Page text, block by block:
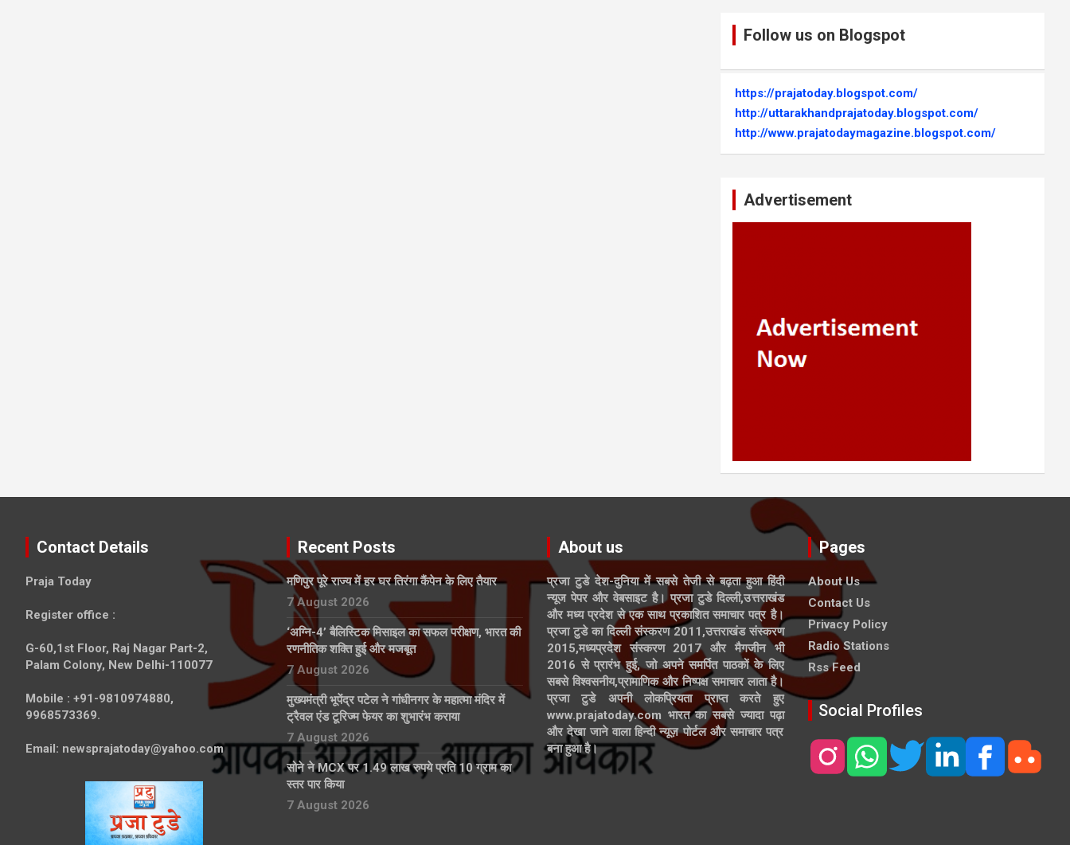
Follow us on Blogspot
https://prajatoday.blogspot.com/
http://uttarakhandprajatoday.blogspot.com/
http://www.prajatodaymagazine.blogspot.com/
Advertisement
Contact Details
Praja Today
Register office :
G-60,1st Floor, Raj Nagar Part-2,
Palam Colony, New Delhi-110077
Mobile : +91-9810974880,
9968573369.
Email: newsprajatoday@yahoo.com
Recent Posts
मणिपुर पूरे राज्य में हर घर तिरंगा कैंपेन के लिए तैयार
7 August 2026
‘अग्नि-4’ बैलिस्टिक मिसाइल का सफल परीक्षण, भारत की
रणनीतिक शक्ति हुई और मजबूत
7 August 2026
मुख्यमंत्री भूपेंद्र पटेल ने गांधीनगर के महात्मा मंदिर में
ट्रैवल एंड टूरिज्म फेयर का शुभारंभ कराया
7 August 2026
सोने ने MCX पर 1.49 लाख रुपये प्रति 10 ग्राम का
स्तर पार किया
7 August 2026
About us
प्रजा टुडे देश-दुनिया में सबसे तेजी से बढ़ता हुआ हिंदी
न्यूज पेपर और वेबसाइट है। प्रजा टुडे दिल्ली,उत्तराखंड
और मध्य प्रदेश से एक साथ प्रकाशित समाचार पत्र है।
प्रजा टुडे का दिल्ली संस्करण 2011,उत्तराखंड संस्करण
2015,मध्यप्रदेश संस्करण 2017 और मैगजीन भी
2016 से प्रारंभ हुई, जो अपने समर्पित पाठकों के लिए
सबसे विश्वसनीय,प्रामाणिक और निष्पक्ष समाचार लाता है।
प्रजा टुडे अपनी लोकप्रियता प्राप्त करते हुए
www.prajatoday.com भारत का सबसे ज्यादा पढ़ा
और देखा जाने वाला हिन्दी न्यूज़ पोर्टल और समाचार पत्र
बना हुआ है।
Pages
About Us
Contact Us
Privacy Policy
Radio Stations
Rss Feed
Social Profiles